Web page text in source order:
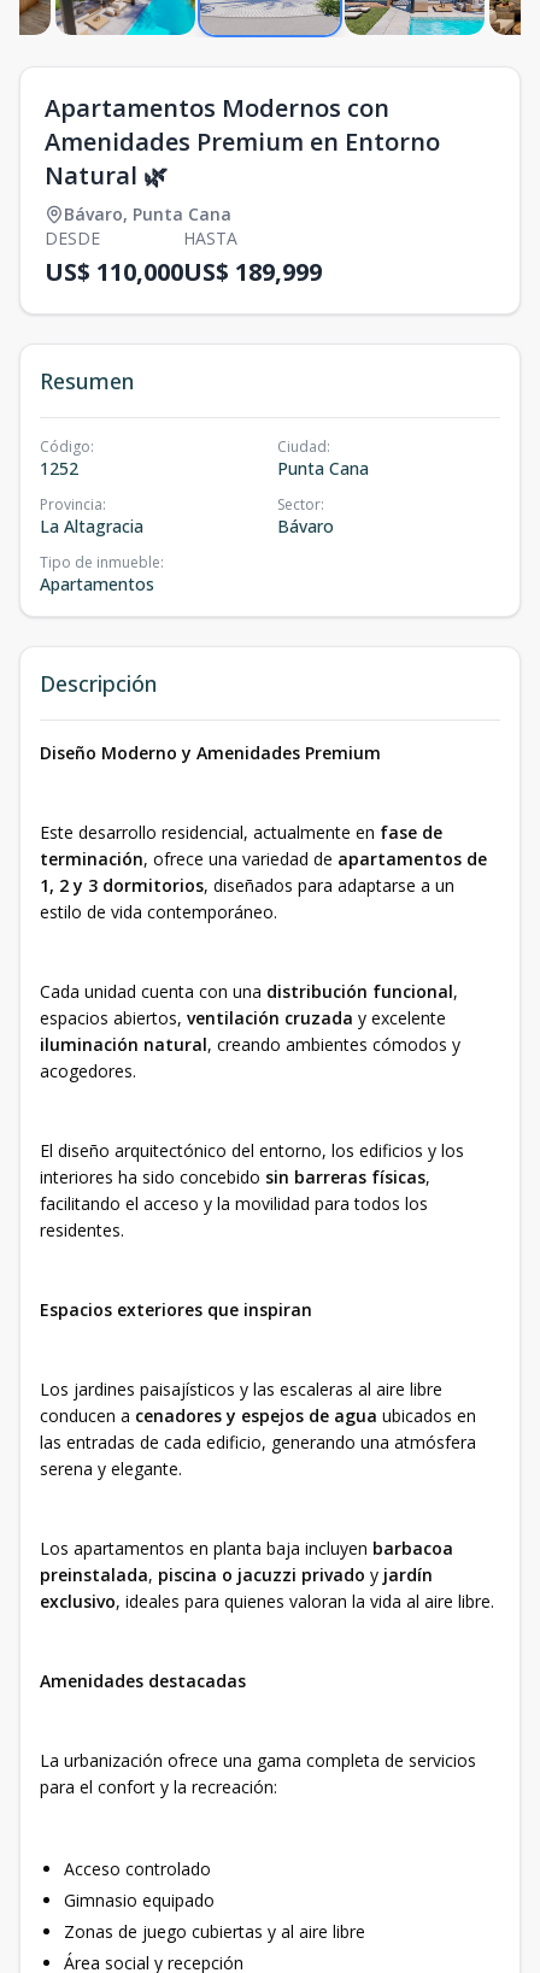
Apartamentos Modernos con
Amenidades Premium en Entorno
Natural 🌿
Bávaro, Punta Cana
DESDE
US$ 110,000
HASTA
US$ 189,999
Resumen
Código:
1252
Ciudad:
Punta Cana
Provincia:
La Altagracia
Sector:
Bávaro
Tipo de inmueble:
Apartamentos
Descripción
Diseño Moderno y Amenidades Premium
Este desarrollo residencial, actualmente en fase de
terminación, ofrece una variedad de apartamentos de
1, 2 y 3 dormitorios, diseñados para adaptarse a un
estilo de vida contemporáneo.
Cada unidad cuenta con una distribución funcional,
espacios abiertos, ventilación cruzada y excelente
iluminación natural, creando ambientes cómodos y
acogedores.
El diseño arquitectónico del entorno, los edificios y los
interiores ha sido concebido sin barreras físicas,
facilitando el acceso y la movilidad para todos los
residentes.
Espacios exteriores que inspiran
Los jardines paisajísticos y las escaleras al aire libre
conducen a cenadores y espejos de agua ubicados en
las entradas de cada edificio, generando una atmósfera
serena y elegante.
Los apartamentos en planta baja incluyen barbacoa
preinstalada, piscina o jacuzzi privado y jardín
exclusivo, ideales para quienes valoran la vida al aire libre.
Amenidades destacadas
La urbanización ofrece una gama completa de servicios
para el confort y la recreación:
Acceso controlado
Gimnasio equipado
Zonas de juego cubiertas y al aire libre
Área social y recepción